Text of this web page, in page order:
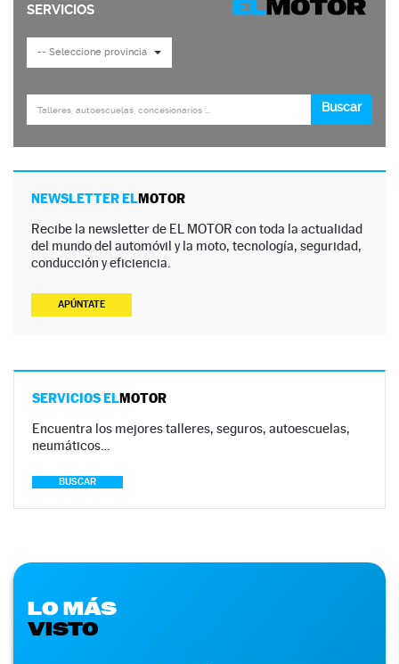
NEWSLETTER ELMOTOR
Recibe la newsletter de EL MOTOR con toda la actualidad
del mundo del automóvil y la moto, tecnología, seguridad,
conducción y eficiencia.
APÚNTATE
SERVICIOS ELMOTOR
Encuentra los mejores talleres, seguros, autoescuelas,
neumáticos…
BUSCAR
LO MÁS
VISTO